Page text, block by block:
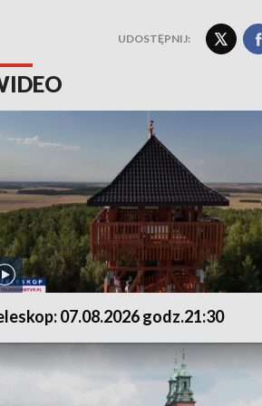
UDOSTĘPNIJ:
07.08.2026 godz.21:30